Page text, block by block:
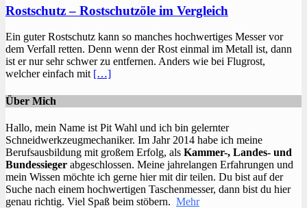
Rostschutz – Rostschutzöle im Vergleich
Ein guter Rostschutz kann so manches hochwertiges Messer vor
dem Verfall retten. Denn wenn der Rost einmal im Metall ist, dann
ist er nur sehr schwer zu entfernen. Anders wie bei Flugrost,
welcher einfach mit […]
Über Mich
Hallo, mein Name ist Pit Wahl und ich bin gelernter
Schneidwerkzeugmechaniker. Im Jahr 2014 habe ich meine
Berufsausbildung mit großem Erfolg, als Kammer-, Landes- und
Bundessieger abgeschlossen. Meine jahrelangen Erfahrungen und
mein Wissen möchte ich gerne hier mit dir teilen. Du bist auf der
Suche nach einem hochwertigen Taschenmesser, dann bist du hier
genau richtig. Viel Spaß beim stöbern. Mehr